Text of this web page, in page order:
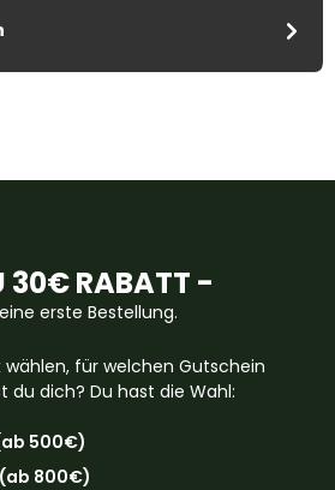
30€ RABATT -
erste Bestellung.
wählen, für welchen Gutschein
du dich? Du hast die Wahl:
500€)
800€)